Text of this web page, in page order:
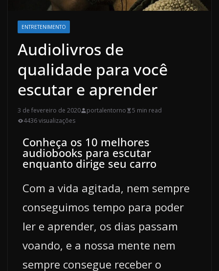
ENTRETENIMENTO
Audiolivros de
qualidade para você
escutar e aprender
3 de fevereiro de 2020 portalentorno
5 min read
4436 visualizações
Conheça os 10 melhores
audiobooks para escutar
enquanto dirige seu carro
Com a vida agitada, nem sempre
conseguimos tempo para poder
ler e aprender, os dias passam
voando, e a nossa mente nem
sempre consegue receber o